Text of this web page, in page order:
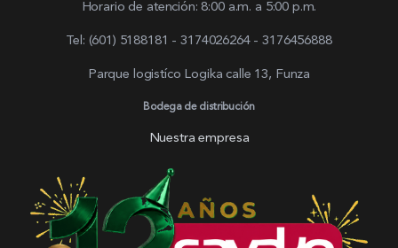
Horario de atención: 8:00 a.m. a 5:00 p.m.
Tel: (601) 5188181 - 3174026264 - 3176456888
Parque logistíco Logika calle 13, Funza
Bodega de distribución
Nuestra empresa